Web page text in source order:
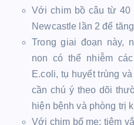
Với chim bồ câu từ 40
Newcastle lần 2 để
Trong giai đoạn này,
non có thể nhiễm
E.coli, tụ huyết trùng
cần chú ý theo dõi
hiện bệnh và phòng trị
Với chim bố mẹ: tiêm